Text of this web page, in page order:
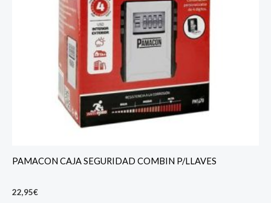
PAMACON CAJA SEGURIDAD COMBIN P/LLAVES
22,95€